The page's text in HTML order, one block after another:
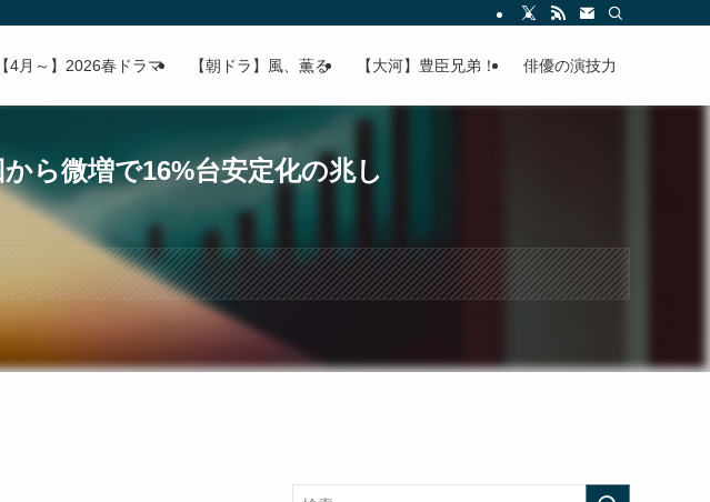
【4月～】2026春ドラマ 【朝ドラ】風、薫る 【大河】豊臣兄弟！ 俳優の演技力
ら微増で16%台安定化の兆し